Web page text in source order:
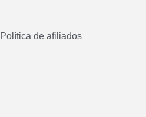
Política de afiliados